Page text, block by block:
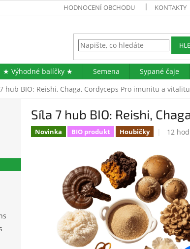
HODNOCENÍ OBCHODU KONTAKTY
★ Výhodné balíčky ★ Semena Sypané čaje
hub BIO: Reishi, Chaga, Cordyceps Pro imunitu a vitalitu
Síla 7 hub BIO: Reishi,
Novinka BIO produkt Houbičky
je
5,0
z
5
12